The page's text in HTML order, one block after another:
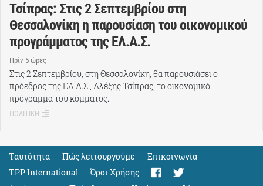
Τσίπρας: Στις 2 Σεπτεμβρίου στη
Θεσσαλονίκη η παρουσίαση του οικονομικού
προγράμματος της ΕΛ.Α.Σ.
Πρίν 5 ώρες
Στις 2 Σεπτεμβρίου, στη Θεσσαλονίκη, θα παρουσιάσει ο
πρόεδρος της ΕΛ.Α.Σ., Αλέξης Τσίπρας, το οικονομικό
πρόγραμμα του κόμματος.
ΠΟΛΙΤΙΚΗ
Ταυτότητα Πώς λειτουργούμε
Eπικοινωνία
TPP International
Όροι Χρήσης